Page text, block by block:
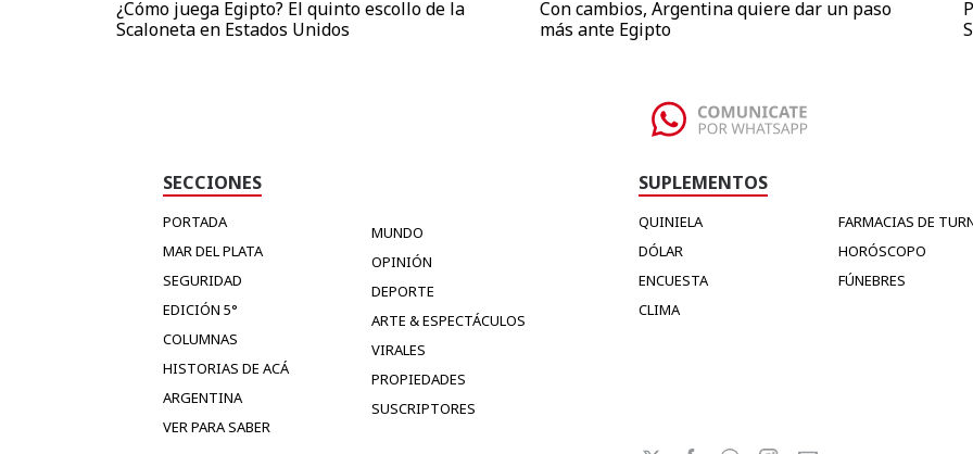
¿Cómo juega Egipto? El quinto escollo de la
Scaloneta en Estados Unidos
Con cambios, Argentina quiere dar un paso
más ante Egipto
SECCIONES
PORTADA
MAR DEL PLATA
SEGURIDAD
EDICIÓN 5°
COLUMNAS
HISTORIAS DE ACÁ
ARGENTINA
VER PARA SABER
MUNDO
OPINIÓN
DEPORTE
ARTE & ESPECTÁCULOS
VIRALES
PROPIEDADES
SUSCRIPTORES
SUPLEMENTOS
QUINIELA
DÓLAR
ENCUESTA
CLIMA
FARMACIAS DE
HORÓSCOPO
FÚNEBRES